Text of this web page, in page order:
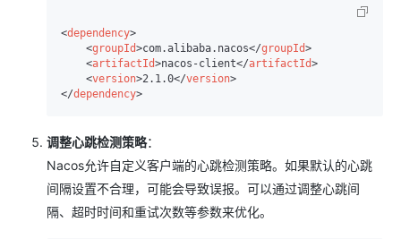
<dependency>
<groupId>com.alibaba.nacos</groupId>
<artifactId>nacos-client</artifactId>
<version>2.1.0</version>
</dependency>
调整心跳检测策略：
Nacos允许自定义客户端的心跳检测策略。如果默认的心跳
间隔设置不合理，可能会导致误报。可以通过调整心跳间
隔、超时时间和重试次数等参数来优化。